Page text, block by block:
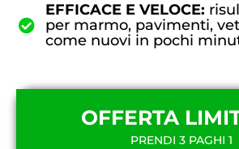
EFFICACE E VELOCE:
per marmo, pavimenti,
come nuovi in pochi
OFFERTA
PRENDI 3 PAGHI 1